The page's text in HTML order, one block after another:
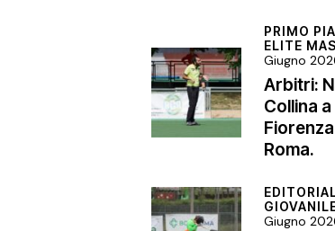
PRIMO
ELITE
Giugno
Arbitri:
Collina a
Roma.
Giugno